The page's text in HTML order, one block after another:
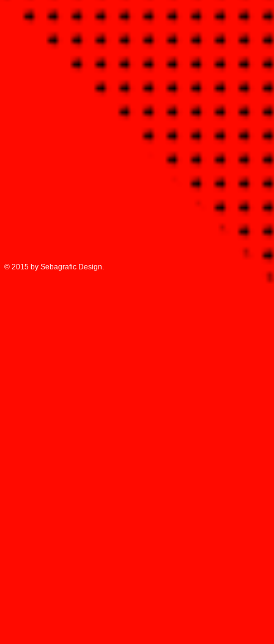
© 2015 by Sebagrafic Design.